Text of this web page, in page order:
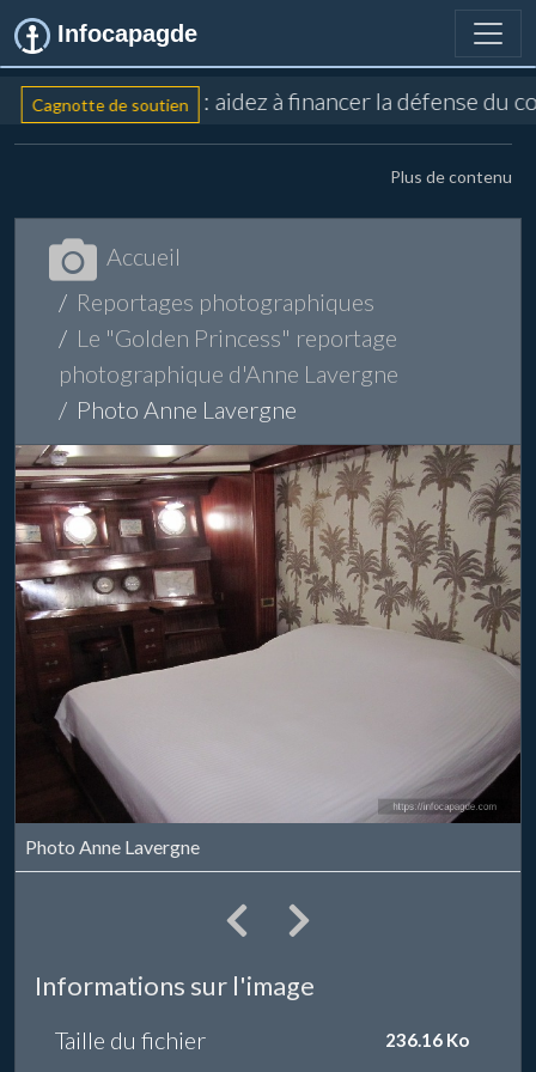
Infocapagde
Cagnotte de soutien : aidez à financer la défense du
Plus de contenu
Accueil
Reportages photographiques
Le "Golden Princess" reportage
photographique d'Anne Lavergne
Photo Anne Lavergne
Photo Anne Lavergne
Informations sur l'image
Taille du fichier 236.16 Ko